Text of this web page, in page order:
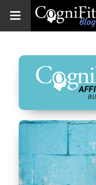
Blog: Brain
Health
News
Brain Training,
Mental Health, and
Wellness